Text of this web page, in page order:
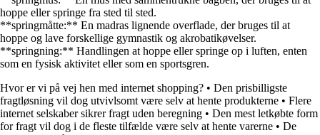
hoppe eller springe fra sted til sted.
**springmåtte:** En madras lignende overflade, der bruges til at
hoppe og lave forskellige gymnastik og akrobatikøvelser.
**springning:** Handlingen at hoppe eller springe op i luften, enten
som en fysisk aktivitet eller som en sportsgren.
Hvor er vi på vej hen med internet shopping? • Den prisbilligste
fragtløsning vil dog utvivlsomt være selv at hente produkterne • Flere
internet selskaber sikrer fragt uden beregning • Den mest letkøbte form
for fragt vil dog i de fleste tilfælde være selv at hente varerne • De